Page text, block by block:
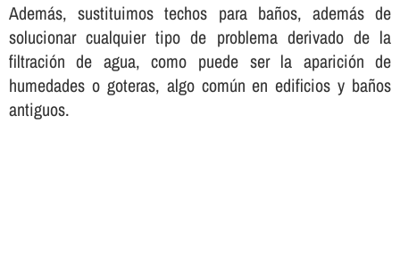
Además, sustituimos techos para baños, además de
solucionar cualquier tipo de problema derivado de la
filtración de agua, como puede ser la aparición de
humedades o goteras, algo común en edificios y baños
antiguos.